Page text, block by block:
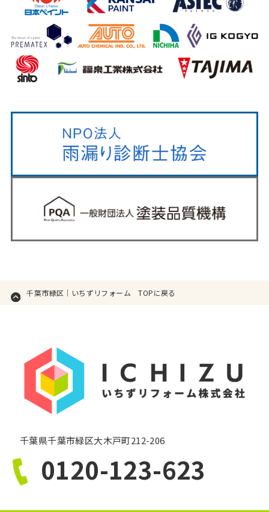
千葉市緑区｜いちずリフォーム TOPに戻る
千葉県千葉市緑区大木戸町212-206
0120-123-623